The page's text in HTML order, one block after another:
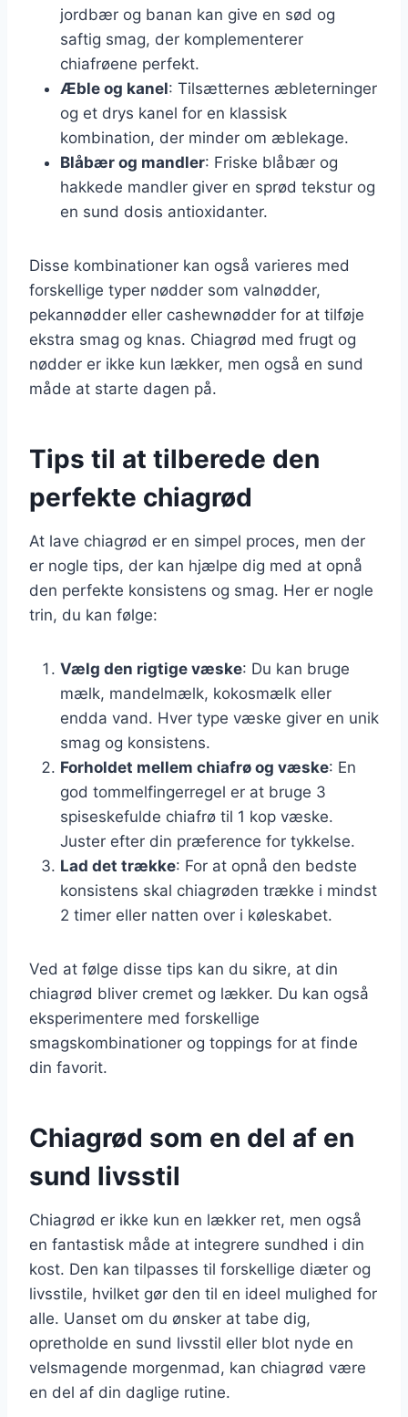
jordbær og banan kan give en sød og
saftig smag, der komplementerer
chiafrøene perfekt.
Æble og kanel: Tilsætternes æbleterninger
og et drys kanel for en klassisk
kombination, der minder om æblekage.
Blåbær og mandler: Friske blåbær og
hakkede mandler giver en sprød tekstur og
en sund dosis antioxidanter.
Disse kombinationer kan også varieres med
forskellige typer nødder som valnødder,
pekannødder eller cashewnødder for at tilføje
ekstra smag og knas. Chiagrød med frugt og
nødder er ikke kun lækker, men også en sund
måde at starte dagen på.
Tips til at tilberede den
perfekte chiagrød
At lave chiagrød er en simpel proces, men der
er nogle tips, der kan hjælpe dig med at opnå
den perfekte konsistens og smag. Her er nogle
trin, du kan følge:
Vælg den rigtige væske: Du kan bruge
mælk, mandelmælk, kokosmælk eller
endda vand. Hver type væske giver en unik
smag og konsistens.
Forholdet mellem chiafrø og væske: En
god tommelfingerregel er at bruge 3
spiseskefulde chiafrø til 1 kop væske.
Juster efter din præference for tykkelse.
Lad det trække: For at opnå den bedste
konsistens skal chiagrøden trække i mindst
2 timer eller natten over i køleskabet.
Ved at følge disse tips kan du sikre, at din
chiagrød bliver cremet og lækker. Du kan også
eksperimentere med forskellige
smagskombinationer og toppings for at finde
din favorit.
Chiagrød som en del af en
sund livsstil
Chiagrød er ikke kun en lækker ret, men også
en fantastisk måde at integrere sundhed i din
kost. Den kan tilpasses til forskellige diæter og
livsstile, hvilket gør den til en ideel mulighed for
alle. Uanset om du ønsker at tabe dig,
opretholde en sund livsstil eller blot nyde en
velsmagende morgenmad, kan chiagrød være
en del af din daglige rutine.